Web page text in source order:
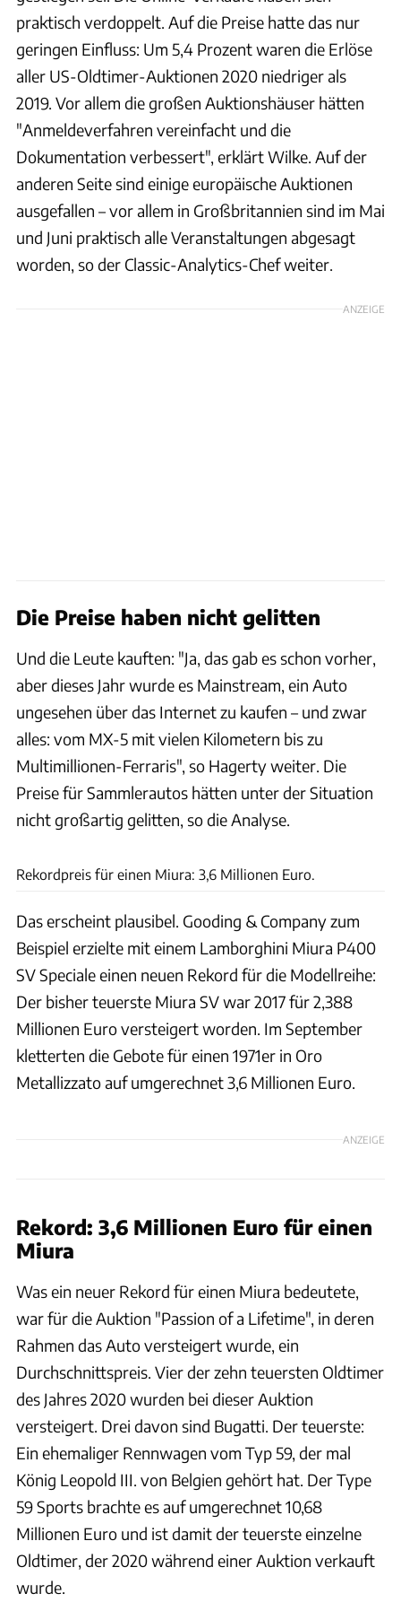
praktisch verdoppelt. Auf die Preise hatte das nur
geringen Einfluss: Um 5,4 Prozent waren die Erlöse
aller US-Oldtimer-Auktionen 2020 niedriger als
2019. Vor allem die großen Auktionshäuser hätten
"Anmeldeverfahren vereinfacht und die
Dokumentation verbessert", erklärt Wilke. Auf der
anderen Seite sind einige europäische Auktionen
ausgefallen – vor allem in Großbritannien sind im Mai
und Juni praktisch alle Veranstaltungen abgesagt
worden, so der Classic-Analytics-Chef weiter.
ANZEIGE
Die Preise haben nicht gelitten
Und die Leute kauften: "Ja, das gab es schon vorher,
aber dieses Jahr wurde es Mainstream, ein Auto
ungesehen über das Internet zu kaufen – und zwar
alles: vom MX-5 mit vielen Kilometern bis zu
Multimillionen-Ferraris", so Hagerty weiter. Die
Preise für Sammlerautos hätten unter der Situation
nicht großartig gelitten, so die Analyse.
Rekordpreis für einen Miura: 3,6 Millionen Euro.
Das erscheint plausibel. Gooding & Company zum
Beispiel erzielte mit einem Lamborghini Miura P400
SV Speciale einen neuen Rekord für die Modellreihe:
Der bisher teuerste Miura SV war 2017 für 2,388
Millionen Euro versteigert worden. Im September
kletterten die Gebote für einen 1971er in Oro
Metallizzato auf umgerechnet 3,6 Millionen Euro.
ANZEIGE
Rekord: 3,6 Millionen Euro für einen
Miura
Was ein neuer Rekord für einen Miura bedeutete,
war für die Auktion "Passion of a Lifetime", in deren
Rahmen das Auto versteigert wurde, ein
Durchschnittspreis. Vier der zehn teuersten Oldtimer
des Jahres 2020 wurden bei dieser Auktion
versteigert. Drei davon sind Bugatti. Der teuerste:
Ein ehemaliger Rennwagen vom Typ 59, der mal
König Leopold III. von Belgien gehört hat. Der Type
59 Sports brachte es auf umgerechnet 10,68
Millionen Euro und ist damit der teuerste einzelne
Oldtimer, der 2020 während einer Auktion verkauft
wurde.